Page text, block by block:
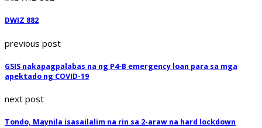
DWIZ 882
previous post
GSIS nakapagpalabas na ng P4-B emergency loan para sa mga
apektado ng COVID-19
next post
Tondo, Maynila isasailalim na rin sa 2-araw na hard lockdown